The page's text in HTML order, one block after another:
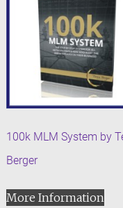
100k MLM System by
Berger
More Information